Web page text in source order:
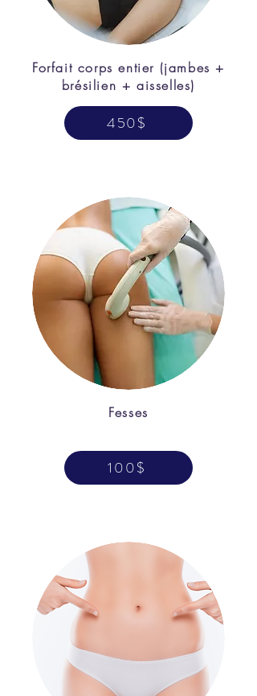
Forfait corps entier (jambes +
brésilien + aisselles)
450$
Fesses
100$